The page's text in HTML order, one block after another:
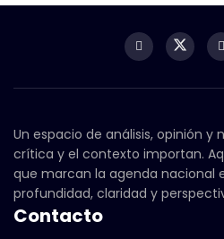
Un espacio de análisis, opinión y
crítica y el contexto importan.
que marcan la agenda nacional
profundidad, claridad y
Contacto